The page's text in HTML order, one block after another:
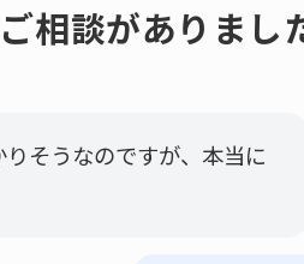
相談がありまし
そうなのですが、本当に